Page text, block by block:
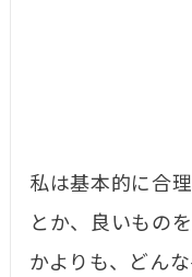
私は基本的に合
とか、良いもの
かよりも、どん